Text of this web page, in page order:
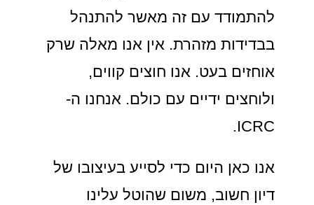
להתמודד עם זה מאשר להתנהל
בבדידות מזהרת. אין אנו מאלה שרק
אוחזים בעט. אנו חוצים קווים,
ולוחצים ידיים עם כולם. אנחנו ה-
ICRC.
אנו כאן היום כדי לסייע בעיצובו של
דיון חשוב, משום שהוטל עלינו